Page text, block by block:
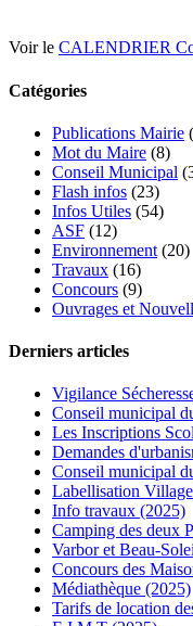
Voir le CALENDRIER
Catégories
Publications Mairie
Mot du Maire (8)
Conseil Municipal
Flash infos (23)
Infos Utiles (54)
ASF (12)
Environnement (20)
Travaux (16)
Concours (9)
Ouvrages et
Derniers articles
Vigilance
Conseil municipal
Les Inscriptions
Demandes
Conseil municipal
Labellisation
Info travaux (2025)
Camping des deux
Varbor et Beau-
Concours des
Médiathèque (2025)
Tarifs de location